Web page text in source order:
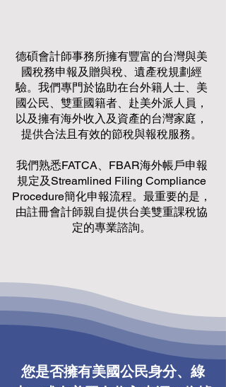
德碩會計師事務所擁有豐富的台灣與美
國稅務申報及贈與稅、遺產稅規劃經
驗。我們專門於協助在台外籍人士、美
國公民、雙重國籍者、赴美外派人員，
以及擁有海外收入及資產的台灣家庭，
提供合法且有效的節稅與報稅服務。
我們熟悉FATCA、FBAR海外帳戶申報
規定及Streamlined Filing Compliance
Procedure簡化申報流程。最重要的是，
由註冊會計師親自提供台美雙重課稅協
定的專業諮詢。
您是否擁有美國公民身分、綠